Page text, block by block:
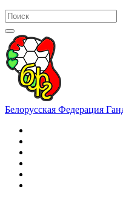
Белорусская Федерация